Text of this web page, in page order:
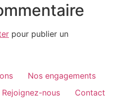
pour publier un
Nos engagements
Rejoignez-nous
Contact